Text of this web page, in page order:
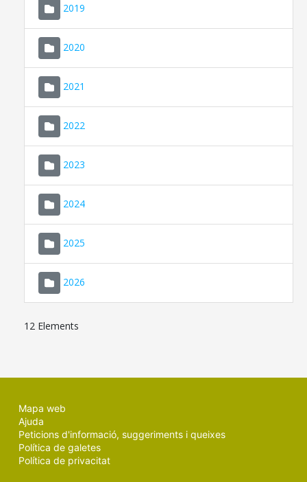
2019
2020
2021
2022
2023
2024
2025
2026
12 Elements
Mapa web
Ajuda
Peticions d'informació, suggeriments i queixes
Política de galetes
Política de privacitat